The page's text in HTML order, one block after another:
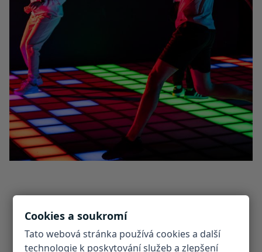
Cookies a soukromí
Tato webová stránka používá cookies a další
technologie k poskytování služeb a zlepšení